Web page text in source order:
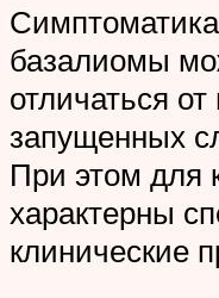
базалиомы
отличаться
запущенных
При этом
характерны
клинические